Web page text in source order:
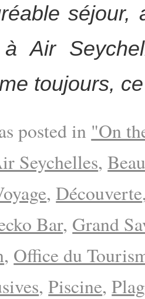
séjour,
Air
toujours,
posted in "On
Seychelles,
,Découverte
Bar, Grand
, Office du
,Piscine,